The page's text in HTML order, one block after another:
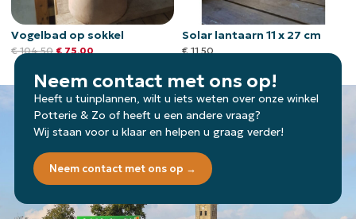
Vogelbad op sokkel
€104,50 € 75,00
Solar lantaarn 11 x 27 cm
€ 11,50
Neem contact met ons op!
Heeft u tuinplannen, wilt u iets weten over onze winkel
Potterie & Zo of heeft u een andere vraag?
Wij staan voor u klaar en helpen u graag verder!
Neem contact met ons op →